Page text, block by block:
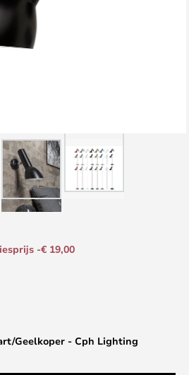
Geelkoper - Cph Lighting
-€ 19,00